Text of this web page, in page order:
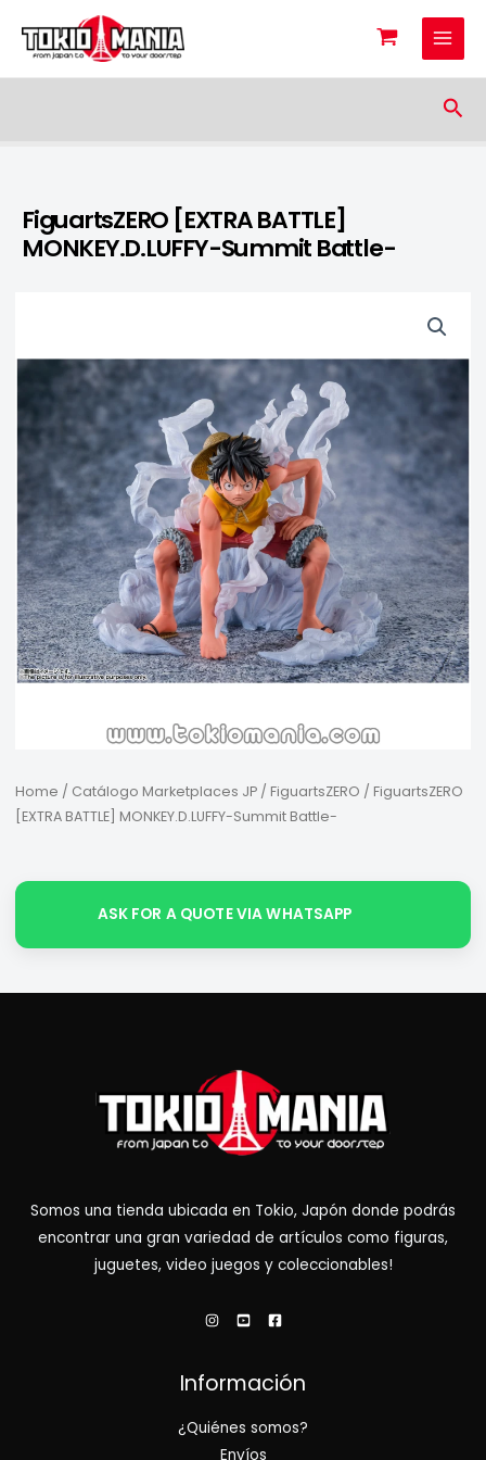
Skip to content
FiguartsZERO [EXTRA BATTLE]
MONKEY.D.LUFFY-Summit Battle-
Home / Catálogo Marketplaces JP/ FiguartsZERO / FiguartsZERO
[EXTRA BATTLE] MONKEY.D.LUFFY-Summit Battle-
ASK FOR A QUOTE VIA WHATSAPP
Somos una tienda ubicada en Tokio, Japón donde podrás
encontrar una gran variedad de artículos como figuras,
juguetes, video juegos y coleccionables!
Información
¿Quiénes somos?
Envíos